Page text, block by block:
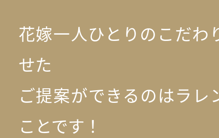
花嫁一人ひとりのこだわ
せた
ご提案ができるのはラレ
ことです！